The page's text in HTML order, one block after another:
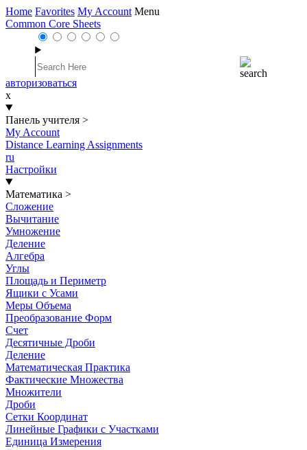
Home Favorites My Account Menu
Common Core Sheets
авторизоваться
x
Панель учителя >
My Account
Distance Learning Assignments
ru
Настройки
Математика >
Сложение
Вычитание
Умножение
Деление
Алгебра
Углы
Площадь и Периметр
Ящики с Усами
Меры Объема
Преобразование Форм
Счет
Десятичные Дроби
Деление
Математическая Практика
Фактические Множества
Множители
Дроби
Сетки Координат
Линейные Графики с Участками
Единица Измерения